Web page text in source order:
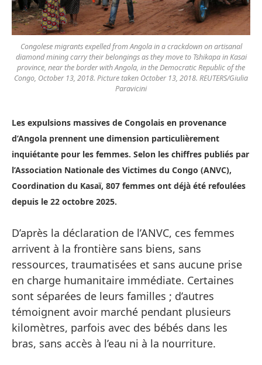
Congolese migrants expelled from Angola in a crackdown on artisanal
diamond mining carry their belongings as they move to Tshikapa in Kasai
province, near the border with Angola, in the Democratic Republic of the
Congo, October 13, 2018. Picture taken October 13, 2018. REUTERS/Giulia
Paravicini
Les expulsions massives de Congolais en provenance
d’Angola prennent une dimension particulièrement
inquiétante pour les femmes. Selon les chiffres publiés par
l’Association Nationale des Victimes du Congo (ANVC),
Coordination du Kasaï, 807 femmes ont déjà été refoulées
depuis le 22 octobre 2025.
D’après la déclaration de l’ANVC, ces femmes
arrivent à la frontière sans biens, sans
ressources, traumatisées et sans aucune prise
en charge humanitaire immédiate. Certaines
sont séparées de leurs familles ; d’autres
témoignent avoir marché pendant plusieurs
kilomètres, parfois avec des bébés dans les
bras, sans accès à l’eau ni à la nourriture.